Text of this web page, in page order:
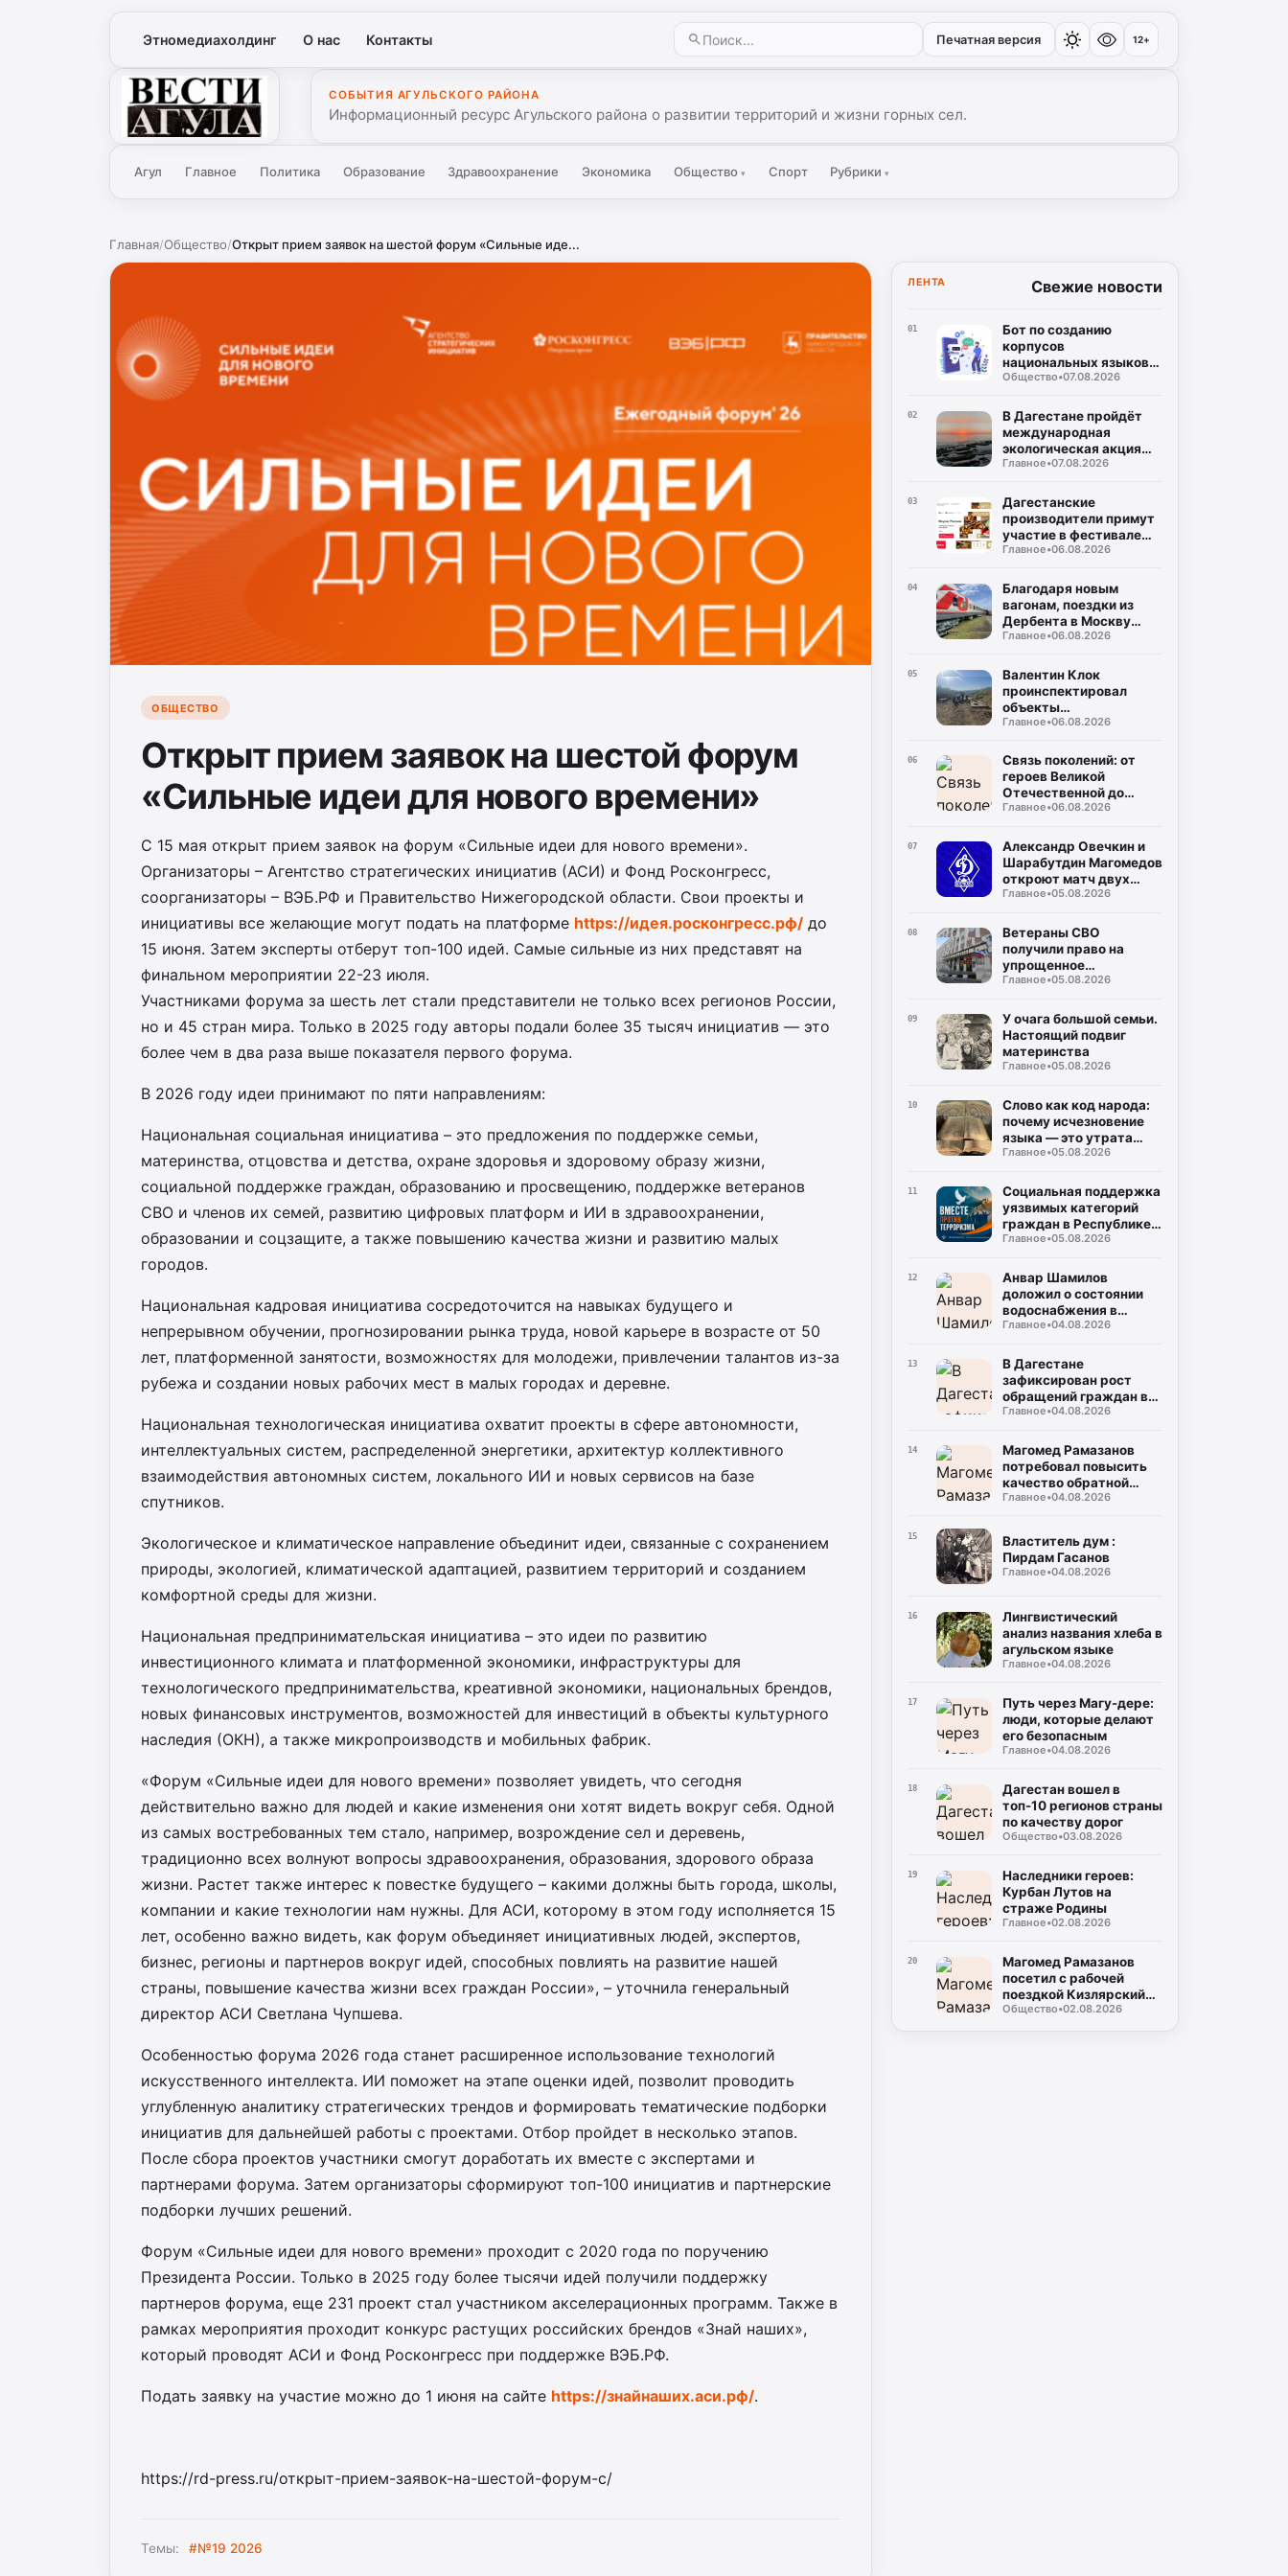
Этномедиахолдинг О нас Контакты Печатная версия 12+
Вести Агула
СОБЫТИЯ АГУЛЬСКОГО РАЙОНА
Информационный ресурс Агульского района о развитии территорий и жизни горных сел.
Агул Главное Политика Образование Здравоохранение Экономика Общество ▾ Спорт Рубрики▾
Главная/Общество/Открыт прием заявок на шестой форум «Сильные иде...
ОБЩЕСТВО
Открыт прием заявок на шестой форум
«Сильные идеи для нового времени»
С 15 мая открыт прием заявок на форум «Сильные идеи для нового времени».
Организаторы – Агентство стратегических инициатив (АСИ) и Фонд Росконгресс,
соорганизаторы – ВЭБ.РФ и Правительство Нижегородской области. Свои проекты и
инициативы все желающие могут подать на платформе https://идея.росконгресс.рф/ до
15 июня. Затем эксперты отберут топ-100 идей. Самые сильные из них представят на
финальном мероприятии 22-23 июля.
Участниками форума за шесть лет стали представители не только всех регионов России,
но и 45 стран мира. Только в 2025 году авторы подали более 35 тысяч инициатив — это
более чем в два раза выше показателя первого форума.
В 2026 году идеи принимают по пяти направлениям:
Национальная социальная инициатива – это предложения по поддержке семьи,
материнства, отцовства и детства, охране здоровья и здоровому образу жизни,
социальной поддержке граждан, образованию и просвещению, поддержке ветеранов
СВО и членов их семей, развитию цифровых платформ и ИИ в здравоохранении,
образовании и соцзащите, а также повышению качества жизни и развитию малых
городов.
Национальная кадровая инициатива сосредоточится на навыках будущего и
непрерывном обучении, прогнозировании рынка труда, новой карьере в возрасте от 50
лет, платформенной занятости, возможностях для молодежи, привлечении талантов из-за
рубежа и создании новых рабочих мест в малых городах и деревне.
Национальная технологическая инициатива охватит проекты в сфере автономности,
интеллектуальных систем, распределенной энергетики, архитектур коллективного
взаимодействия автономных систем, локального ИИ и новых сервисов на базе
спутников.
Экологическое и климатическое направление объединит идеи, связанные с сохранением
природы, экологией, климатической адаптацией, развитием территорий и созданием
комфортной среды для жизни.
Национальная предпринимательская инициатива – это идеи по развитию
инвестиционного климата и платформенной экономики, инфраструктуры для
технологического предпринимательства, креативной экономики, национальных брендов,
новых финансовых инструментов, возможностей для инвестиций в объекты культурного
наследия (ОКН), а также микропроизводств и мобильных фабрик.
«Форум «Сильные идеи для нового времени» позволяет увидеть, что сегодня
действительно важно для людей и какие изменения они хотят видеть вокруг себя. Одной
из самых востребованных тем стало, например, возрождение сел и деревень,
традиционно всех волнуют вопросы здравоохранения, образования, здорового образа
жизни. Растет также интерес к повестке будущего – какими должны быть города, школы,
компании и какие технологии нам нужны. Для АСИ, которому в этом году исполняется 15
лет, особенно важно видеть, как форум объединяет инициативных людей, экспертов,
бизнес, регионы и партнеров вокруг идей, способных повлиять на развитие нашей
страны, повышение качества жизни всех граждан России», – уточнила генеральный
директор АСИ Светлана Чупшева.
Особенностью форума 2026 года станет расширенное использование технологий
искусственного интеллекта. ИИ поможет на этапе оценки идей, позволит проводить
углубленную аналитику стратегических трендов и формировать тематические подборки
инициатив для дальнейшей работы с проектами. Отбор пройдет в несколько этапов.
После сбора проектов участники смогут доработать их вместе с экспертами и
партнерами форума. Затем организаторы сформируют топ-100 инициатив и партнерские
подборки лучших решений.
Форум «Сильные идеи для нового времени» проходит с 2020 года по поручению
Президента России. Только в 2025 году более тысячи идей получили поддержку
партнеров форума, еще 231 проект стал участником акселерационных программ. Также в
рамках мероприятия проходит конкурс растущих российских брендов «Знай наших»,
который проводят АСИ и Фонд Росконгресс при поддержке ВЭБ.РФ.
Подать заявку на участие можно до 1 июня на сайте https://знайнаших.аси.рф/.
https://rd-press.ru/открыт-прием-заявок-на-шестой-форум-с/
Темы: #№19 2026
ЛЕНТА Свежие новости
01
Бот по созданию
корпусов
национальных языков
дагестанских народов
Общество•07.08.2026
02
В Дагестане пройдёт
международная
экологическая акция
«Чистый Каспий»
Главное•07.08.2026
03
Дагестанские
производители примут
участие в фестивале
«Вкусы России»
Главное•06.08.2026
04
Благодаря новым
вагонам, поездки из
Дербента в Москву
станут комфортнее
Главное•06.08.2026
05
Валентин Клок
проинспектировал
объекты
водоснабжения в
Главное•06.08.2026
06
Связь поколений: от
героев Великой
Отечественной до
защитников СВО
Главное•06.08.2026
07
Александр Овечкин и
Шарабутдин Магомедов
откроют матч двух
«Динамо»
Главное•05.08.2026
08
Ветераны СВО
получили право на
упрощенное
заключение
Главное•05.08.2026
09
У очага большой семьи.
Настоящий подвиг
материнства
Главное•05.08.2026
10
Слово как код народа:
почему исчезновение
языка — это утрата
мира
Главное•05.08.2026
11
Социальная поддержка
уязвимых категорий
граждан в Республике
Дагестан
Главное•05.08.2026
12
Анвар Шамилов
доложил о состоянии
водоснабжения в
районах и городах
Главное•04.08.2026
13
В Дагестане
зафиксирован рост
обращений граждан в
органы власти
Главное•04.08.2026
14
Магомед Рамазанов
потребовал повысить
качество обратной
связи с населением
Главное•04.08.2026
15
Властитель дум :
Пирдам Гасанов
Главное•04.08.2026
16
Лингвистический
анализ названия хлеба в
агульском языке
Главное•04.08.2026
17
Путь через Магу-дере:
люди, которые делают
его безопасным
Главное•04.08.2026
18
Дагестан вошел в
топ-10 регионов страны
по качеству дорог
Общество•03.08.2026
19
Наследники героев:
Курбан Лутов на
страже Родины
Главное•02.08.2026
20
Магомед Рамазанов
посетил с рабочей
поездкой Кизлярский
район
Общество•02.08.2026